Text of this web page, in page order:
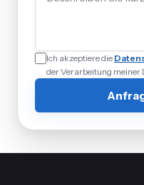
Ich akzeptiere die
der Verarbeitung meiner